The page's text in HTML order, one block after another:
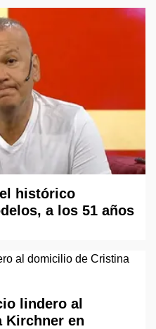
histórico
a los 51 años
lindero al
Kirchner en